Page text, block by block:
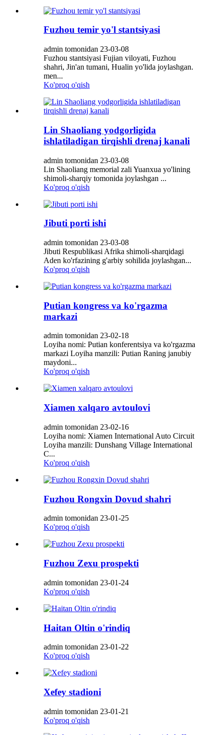
Fuzhou temir yo'l stantsiyasi
admin tomonidan 23-03-08
Fuzhou stantsiyasi Fujian viloyati, Fuzhou
shahri, Jin'an tumani, Hualin yo'lida joylashgan.
men...
Ko'proq o'qish
Lin Shaoliang yodgorligida
ishlatiladigan tirqishli drenaj kanali
admin tomonidan 23-03-08
Lin Shaoliang memorial zali Yuanxua yo'lining
shimoli-sharqiy tomonida joylashgan ...
Ko'proq o'qish
Jibuti porti ishi
admin tomonidan 23-03-08
Jibuti Respublikasi Afrika shimoli-sharqidagi
Aden ko'rfazining g'arbiy sohilida joylashgan...
Ko'proq o'qish
Putian kongress va ko'rgazma
markazi
admin tomonidan 23-02-18
Loyiha nomi: Putian konferentsiya va ko'rgazma
markazi Loyiha manzili: Putian Raning janubiy
maydoni...
Ko'proq o'qish
Xiamen xalqaro avtoulovi
admin tomonidan 23-02-16
Loyiha nomi: Xiamen International Auto Circuit
Loyiha manzili: Dunshang Village International
C...
Ko'proq o'qish
Fuzhou Rongxin Dovud shahri
admin tomonidan 23-01-25
Ko'proq o'qish
Fuzhou Zexu prospekti
admin tomonidan 23-01-24
Ko'proq o'qish
Haitan Oltin o'rindiq
admin tomonidan 23-01-22
Ko'proq o'qish
Xefey stadioni
admin tomonidan 23-01-21
Ko'proq o'qish